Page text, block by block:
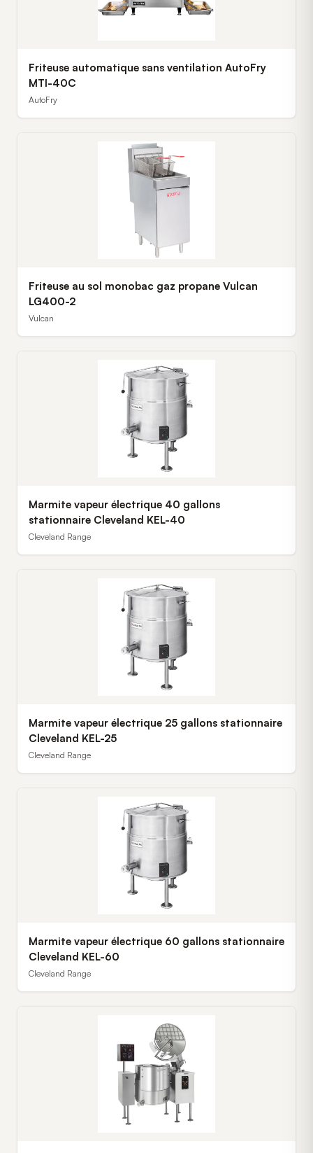
Friteuse automatique sans ventilation AutoFry
MTI-40C
AutoFry
Friteuse au sol monobac gaz propane Vulcan
LG400-2
Vulcan
Marmite vapeur électrique 40 gallons
stationnaire Cleveland KEL-40
Cleveland Range
Marmite vapeur électrique 25 gallons stationnaire
Cleveland KEL-25
Cleveland Range
Marmite vapeur électrique 60 gallons stationnaire
Cleveland KEL-60
Cleveland Range